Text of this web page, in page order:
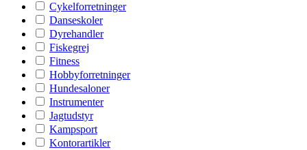
Cykelforretninger
Danseskoler
Dyrehandler
Fiskegrej
Fitness
Hobbyforretninger
Hundesaloner
Instrumenter
Jagtudstyr
Kampsport
Kontorartikler